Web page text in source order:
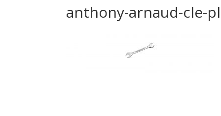
anthony-arnaud-cle-